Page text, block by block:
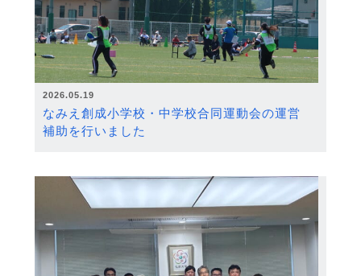
2026.05.19
なみえ創成小学校・中学校合同運動会の運営
補助を行いました